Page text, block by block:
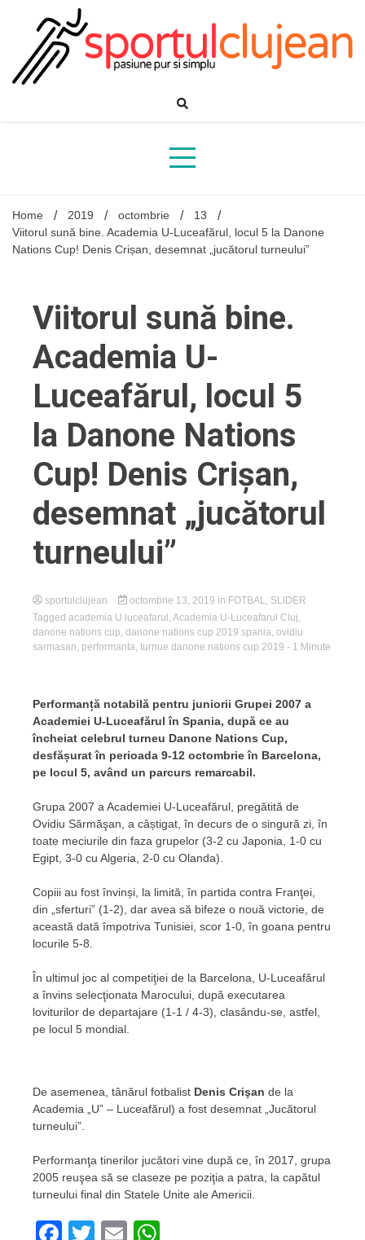
Home 2019 octombrie
13
Viitorul sună bine. Academia U-Luceafărul, locul 5 la Danone
Nations Cup! Denis Crișan, desemnat „jucătorul turneului”
Viitorul sună bine.
Academia U-
Luceafărul, locul 5
la Danone Nations
Cup! Denis Crișan,
desemnat „jucătorul
turneului”
sportulclujean octombrie 13, 2019 in FOTBAL
SLIDER
Tagged academia U luceafarul Academia U-Luceafarul Cluj
danone nations cup danone nations cup 2019 spania ovidiu
sarmasan performanta turnue danone nations cup 2019 - 1 Minute
Performanță notabilă pentru juniorii Grupei 2007 a
Academiei U-Luceafărul în Spania, după ce au
încheiat celebrul turneu Danone Nations Cup,
desfășurat în perioada 9-12 octombrie în Barcelona,
pe locul 5, având un parcurs remarcabil.
Grupa 2007 a Academiei U-Luceafărul, pregătită de
Ovidiu Sărmăşan, a câștigat, în decurs de o singură zi, în
toate meciurile din faza grupelor (3-2 cu Japonia, 1-0 cu
Egipt, 3-0 cu Algeria, 2-0 cu Olanda).
Copiii au fost învinși, la limită, în partida contra Franţei,
din „sferturi” (1-2), dar avea să bifeze o nouă victorie, de
această dată împotriva Tunisiei, scor 1-0, în goana pentru
locurile 5-8.
În ultimul joc al competiţiei de la Barcelona, U-Luceafărul
a învins selecţionata Marocului, după executarea
loviturilor de departajare (1-1 / 4-3), clasându-se, astfel,
pe locul 5 mondial.
De asemenea, tânărul fotbalist Denis Crişan de la
Academia „U” – Luceafărul) a fost desemnat „Jucătorul
turneului”.
Performanţa tinerilor jucători vine după ce, în 2017, grupa
2005 reuşea să se claseze pe poziţia a patra, la capătul
turneului final din Statele Unite ale Americii.
Facebook
Twitter
Email